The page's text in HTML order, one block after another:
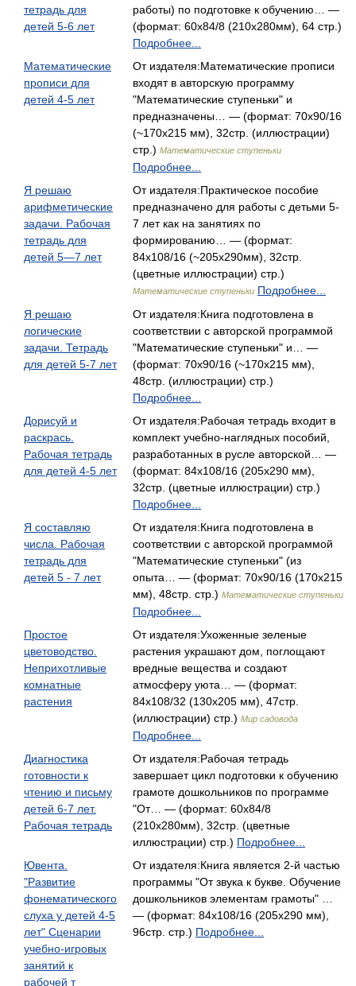
тетрадь для
детей 5-6 лет
работы) по подготовке к обучению… —
(формат: 60x84/8 (210x280мм), 64 стр.)
Подробнее...
Математические
прописи для
детей 4-5 лет
От издателя:Математические прописи
входят в авторскую программу
"Математические ступеньки" и
предназначены… — (формат: 70x90/16
(~170х215 мм), 32стр. (иллюстрации)
стр.) Математические ступеньки
Подробнее...
Я решаю
арифметические
задачи. Рабочая
тетрадь для
детей 5—7 лет
От издателя:Практическое пособие
предназначено для работы с детьми 5-
7 лет как на занятиях по
формированию… — (формат:
84x108/16 (~205x290мм), 32стр.
(цветные иллюстрации) стр.)
Математические ступеньки Подробнее...
Я решаю
логические
задачи. Тетрадь
для детей 5-7 лет
От издателя:Книга подготовлена в
соответствии с авторской программой
"Математические ступеньки" и… —
(формат: 70x90/16 (~170х215 мм),
48стр. (иллюстрации) стр.)
Подробнее...
Дорисуй и
раскрась.
Рабочая тетрадь
для детей 4-5 лет
От издателя:Рабочая тетрадь входит в
комплект учебно-наглядных пособий,
разработанных в русле авторской… —
(формат: 84x108/16 (205х290 мм),
32стр. (цветные иллюстрации) стр.)
Подробнее...
Я составляю
числа. Рабочая
тетрадь для
детей 5 - 7 лет
От издателя:Книга подготовлена в
соответствии с авторской программой
"Математические ступеньки" (из
опыта… — (формат: 70x90/16 (170х215
мм), 48стр. стр.) Математические ступеньки
Подробнее...
Простое
цветоводство.
Неприхотливые
комнатные
растения
От издателя:Ухоженные зеленые
растения украшают дом, поглощают
вредные вещества и создают
атмосферу уюта… — (формат:
84x108/32 (130х205 мм), 47стр.
(иллюстрации) стр.) Мир садовода
Подробнее...
Диагностика
готовности к
чтению и письму
детей 6-7 лет.
Рабочая тетрадь
От издателя:Рабочая тетрадь
завершает цикл подготовки к обучению
грамоте дошкольников по программе
"От… — (формат: 60x84/8
(210x280мм), 32стр. (цветные
иллюстрации) стр.) Подробнее...
Ювента.
"Развитие
фонематического
слуха у детей 4-5
лет" Сценарии
учебно-игровых
занятий к
рабочей т
От издателя:Книга является 2-й частью
программы "От звука к букве. Обучение
дошкольников элементам грамоты" …
— (формат: 84x108/16 (205х290 мм),
96стр. стр.) Подробнее...